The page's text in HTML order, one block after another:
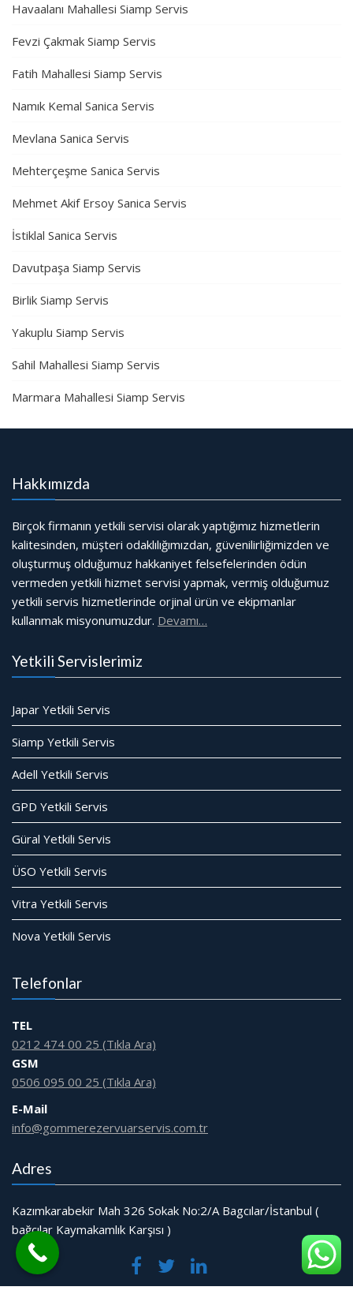
Havaalanı Mahallesi Siamp Servis
Fevzi Çakmak Siamp Servis
Fatih Mahallesi Siamp Servis
Namık Kemal Sanica Servis
Mevlana Sanica Servis
Mehterçeşme Sanica Servis
Mehmet Akif Ersoy Sanica Servis
İstiklal Sanica Servis
Davutpaşa Siamp Servis
Birlik Siamp Servis
Yakuplu Siamp Servis
Sahil Mahallesi Siamp Servis
Marmara Mahallesi Siamp Servis
Hakkımızda
Birçok firmanın yetkili servisi olarak yaptığımız hizmetlerin
kalitesinden, müşteri odaklılığımızdan, güvenilirliğimizden ve
oluşturmuş olduğumuz hakkaniyet felsefelerinden ödün
vermeden yetkili hizmet servisi yapmak, vermiş olduğumuz
yetkili servis hizmetlerinde orjinal ürün ve ekipmanlar
kullanmak misyonumuzdur. Devamı…
Yetkili Servislerimiz
Japar Yetkili Servis
Siamp Yetkili Servis
Adell Yetkili Servis
GPD Yetkili Servis
Güral Yetkili Servis
ÜSO Yetkili Servis
Vitra Yetkili Servis
Nova Yetkili Servis
Telefonlar
TEL
0212 474 00 25 (Tıkla Ara)
GSM
0506 095 00 25 (Tıkla Ara)
E-Mail
info@gommerezervuarservis.com.tr
Adres
Kazımkarabekir Mah 326 Sokak No:2/A Bagcılar/İstanbul (
bağcılar Kaymakamlık Karşısı )